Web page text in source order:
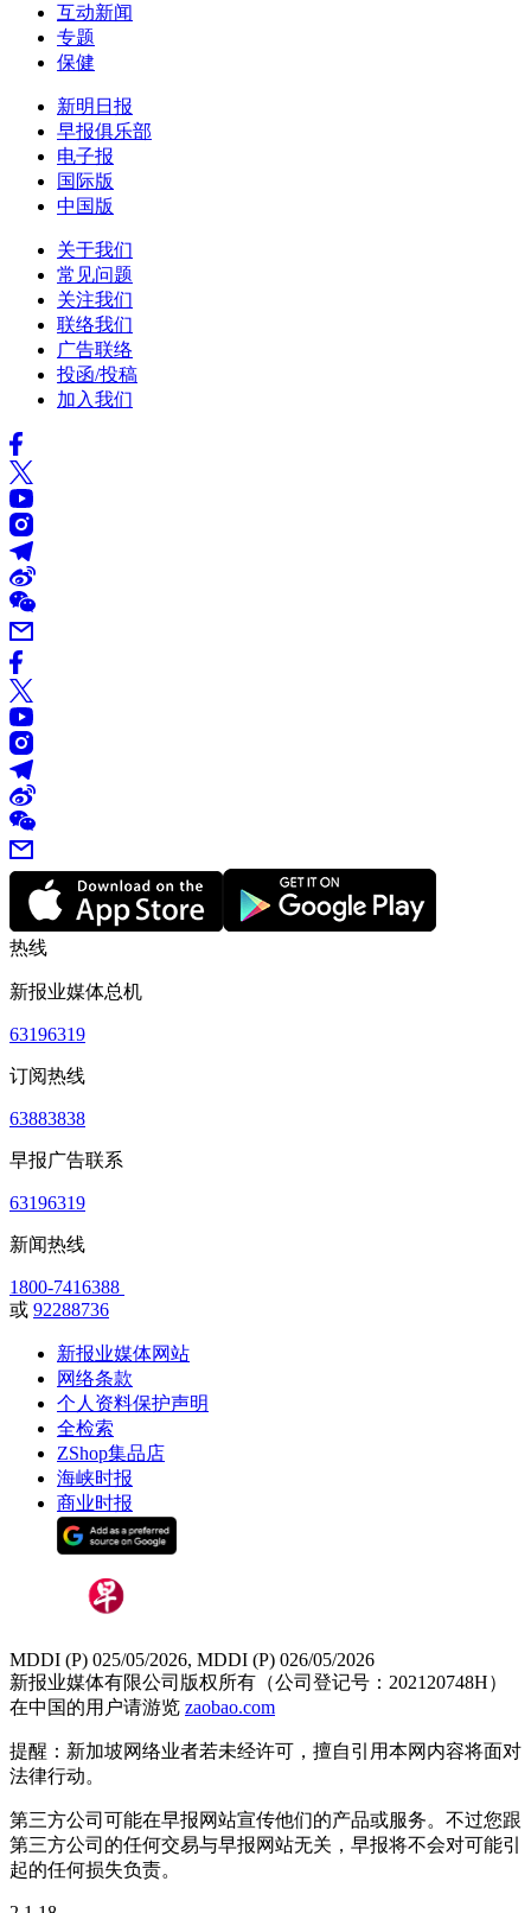
互动新闻
专题
保健
新明日报
早报俱乐部
电子报
国际版
中国版
关于我们
常见问题
关注我们
联络我们
广告联络
投函/投稿
加入我们
热线
新报业媒体总机
63196319
订阅热线
63883838
早报广告联系
63196319
新闻热线
1800-7416388
或 92288736
新报业媒体网站
网络条款
个人资料保护声明
全检索
ZShop集品店
海峡时报
商业时报
MDDI (P) 025/05/2026, MDDI (P) 026/05/2026
新报业媒体有限公司版权所有（公司登记号：202120748H）
在中国的用户请游览 zaobao.com
提醒：新加坡网络业者若未经许可，擅自引用本网内容将面对
法律行动。
第三方公司可能在早报网站宣传他们的产品或服务。不过您跟
第三方公司的任何交易与早报网站无关，早报将不会对可能引
起的任何损失负责。